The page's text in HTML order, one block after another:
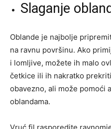
Slaganje
Oblande je najbolje
na ravnu površinu. Ako
i lomljive, možete ih malo
četkice ili ih nakratko
obavezno, ali može pomoći
oblandama.